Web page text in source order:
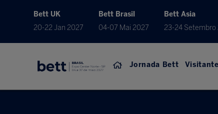
Bett UK
20-22 Jan 2027
Bett Brasil
04-07 Mai 2027
Bett Asia
23-24 Setembro
Jornada Bett Visitante